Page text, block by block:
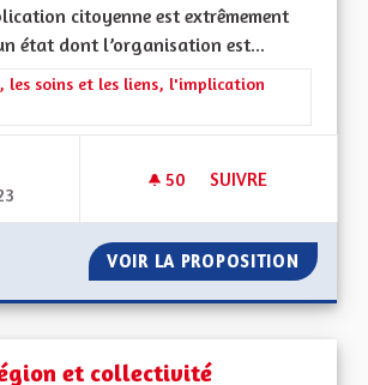
citoyenne est extrêmement
état dont l’organisation est...
de la catégorie : Les solidarités, les soins
les soins et les liens, l'implication
50 50 ABONNÉS
SUIVRE
VOIR LA PROPOSITION POUR
et collectivité